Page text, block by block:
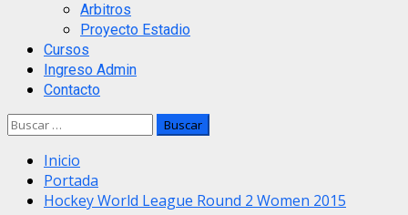
Arbitros
Proyecto Estadio
Cursos
Ingreso Admin
Contacto
Buscar:
Inicio
Portada
Hockey World League Round 2 Women 2015